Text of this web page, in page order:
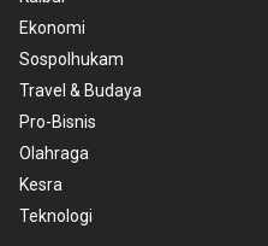
Ekonomi
Sospolhukam
Travel & Budaya
Pro-Bisnis
Olahraga
Kesra
Teknologi